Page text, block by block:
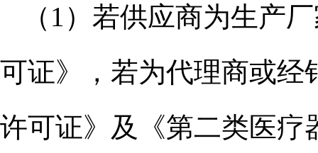
（ 1）若供应商为生产
可证》，若为代理商或经
许可证》及《第二类医疗